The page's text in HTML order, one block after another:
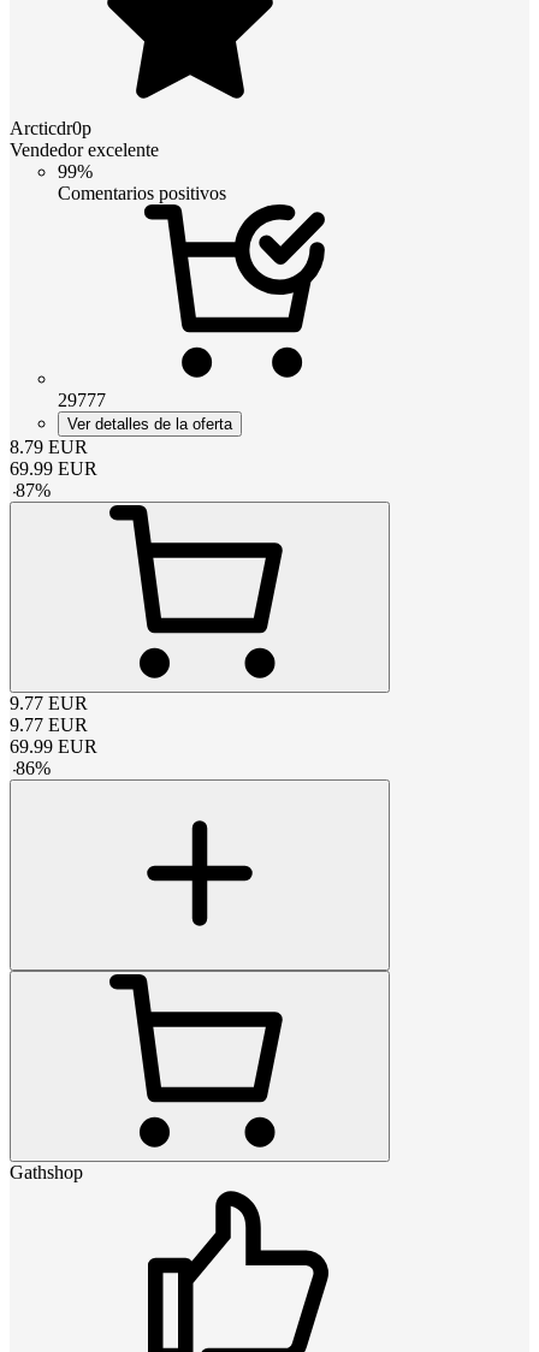
Arcticdr0p
Vendedor excelente
99%
Comentarios positivos
29777
Ver detalles de la oferta
8.79 EUR
69.99 EUR
-87%
9.77 EUR
9.77 EUR
69.99 EUR
-86%
Gathshop